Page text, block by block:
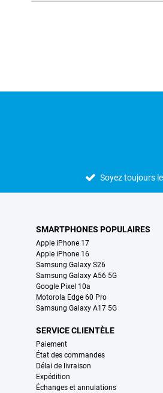
Soyez toujours
SMARTPHONES POPULAIRES
Apple iPhone 17
Apple iPhone 16
Samsung Galaxy S26
Samsung Galaxy A56 5G
Google Pixel 10a
Motorola Edge 60 Pro
Samsung Galaxy A17 5G
SERVICE CLIENTÈLE
Paiement
État des commandes
Délai de livraison
Expédition
Échanges et annulations